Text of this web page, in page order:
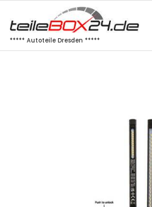
Inhalt
springen
***** Autoteile Dresden *****